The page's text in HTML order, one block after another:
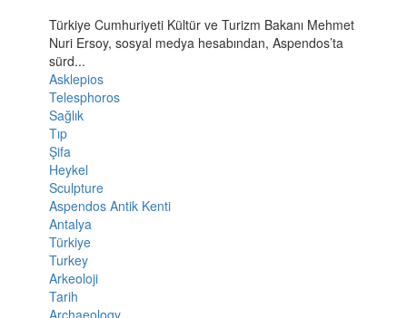
Türkiye Cumhuriyeti Kültür ve Turizm Bakanı Mehmet
Nuri Ersoy, sosyal medya hesabından, Aspendos’ta
sürd...
Asklepios
Telesphoros
Sağlık
Tıp
Şifa
Heykel
Sculpture
Aspendos Antik Kenti
Antalya
Türkiye
Turkey
Arkeoloji
Tarih
Archaeology